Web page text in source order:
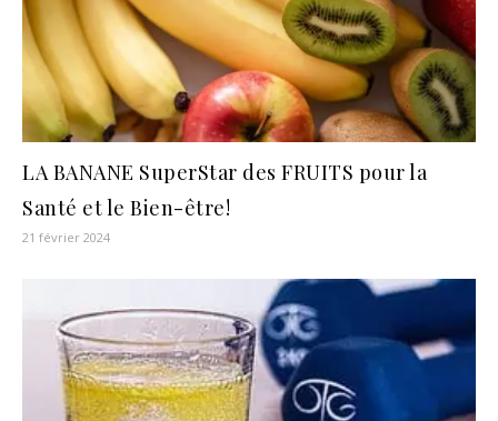
LA BANANE SuperStar des FRUITS pour la
Santé et le Bien-être!
21 février 2024